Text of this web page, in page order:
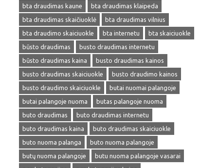
bta draudimas kaune
bta draudimas klaipeda
bta draudimas skaičiuoklė
bta draudimas vilnius
bta draudimo skaiciuokle
bta internetu
bta skaiciuokle
būsto draudimas
busto draudimas internetu
būsto draudimas kaina
busto draudimas kainos
busto draudimas skaiciuokle
busto draudimo kainos
busto draudimo skaiciuokle
butai nuomai palangoje
butai palangoje nuoma
butas palangoje nuoma
buto draudimas
buto draudimas internetu
buto draudimas kaina
buto draudimas skaiciuokle
buto nuoma palanga
buto nuoma palangoje
butų nuoma palangoje
butu nuoma palangoje vasarai